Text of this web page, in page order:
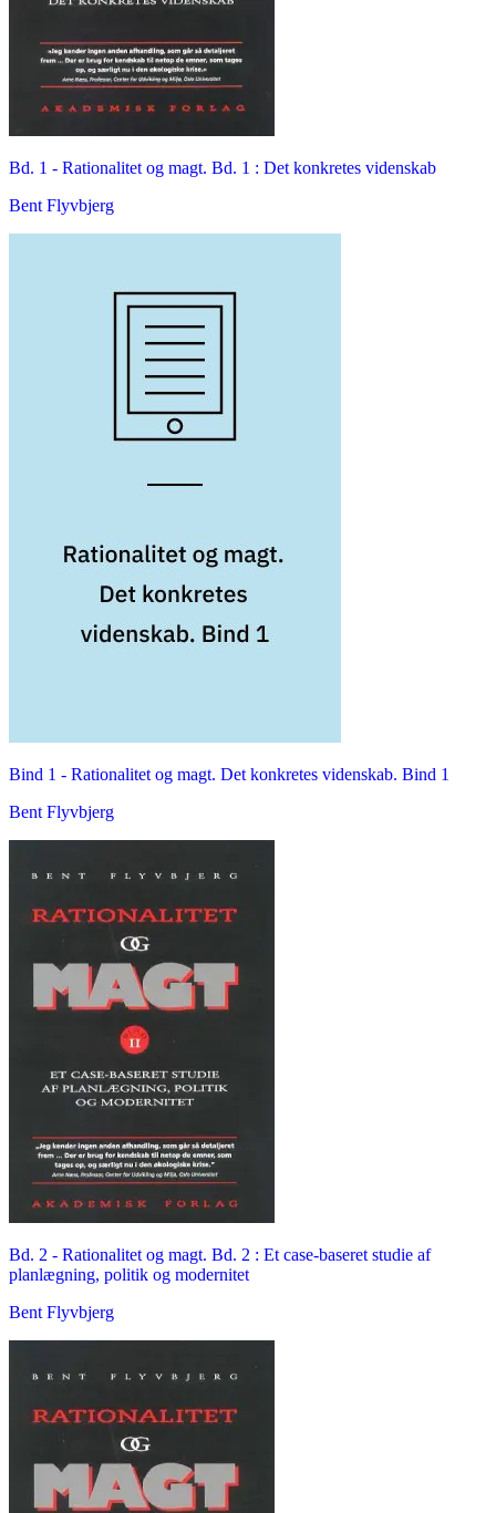
Bd. 1 - Rationalitet og magt. Bd. 1 : Det konkretes videnskab
Bent Flyvbjerg
Bind 1 - Rationalitet og magt. Det konkretes videnskab. Bind 1
Bent Flyvbjerg
Bd. 2 - Rationalitet og magt. Bd. 2 : Et case-baseret studie af
planlægning, politik og modernitet
Bent Flyvbjerg